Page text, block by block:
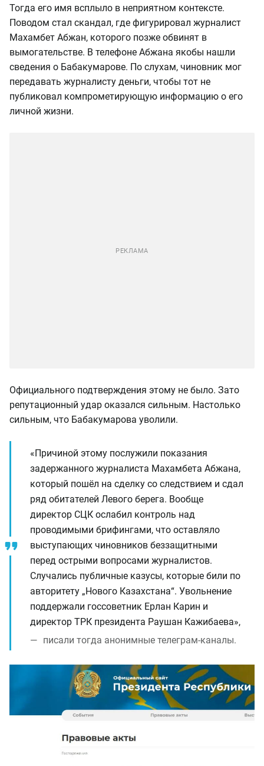
Тогда его имя всплыло в неприятном контексте.
Поводом стал скандал, где фигурировал журналист
Махамбет Абжан, которого позже обвинят в
вымогательстве. В телефоне Абжана якобы нашли
сведения о Бабакумарове. По слухам, чиновник мог
передавать журналисту деньги, чтобы тот не
публиковал компрометирующую информацию о его
личной жизни.
Официального подтверждения этому не было. Зато
репутационный удар оказался сильным. Настолько
сильным, что Бабакумарова уволили.
«Причиной этому послужили показания
задержанного журналиста Махамбета Абжана,
который пошёл на сделку со следствием и сдал
ряд обитателей Левого берега. Вообще
директор СЦК ослабил контроль над
проводимыми брифингами, что оставляло
выступающих чиновников беззащитными
перед острыми вопросами журналистов.
Случались публичные казусы, которые били по
авторитету „Нового Казахстана“. Увольнение
поддержали госсоветник Ерлан Карин и
директор ТРК президента Раушан Кажибаева»,
писали тогда анонимные телеграм-каналы.